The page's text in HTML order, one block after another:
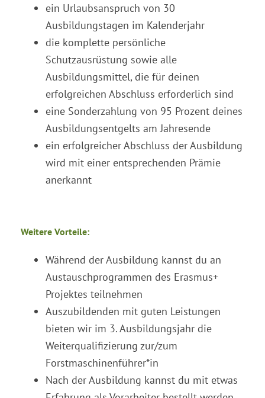
ein Urlaubsanspruch von 30
Ausbildungstagen im Kalenderjahr
die komplette persönliche
Schutzausrüstung sowie alle
Ausbildungsmittel, die für deinen
erfolgreichen Abschluss erforderlich sind
eine Sonderzahlung von 95 Prozent deines
Ausbildungsentgelts am Jahresende
ein erfolgreicher Abschluss der Ausbildung
wird mit einer entsprechenden Prämie
anerkannt
Weitere Vorteile:
Während der Ausbildung kannst du an
Austauschprogrammen des Erasmus+
Projektes teilnehmen
Auszubildenden mit guten Leistungen
bieten wir im 3. Ausbildungsjahr die
Weiterqualifizierung zur/zum
Forstmaschinenführer*in
Nach der Ausbildung kannst du mit etwas